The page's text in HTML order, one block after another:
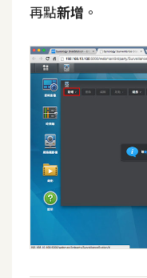
再點新增 。